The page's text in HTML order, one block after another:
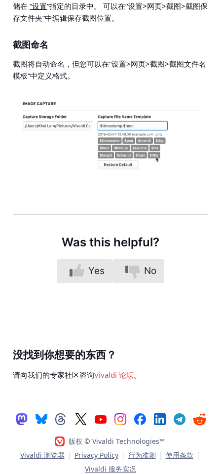
储在 “设置”指定的目录中。 可以在“设置>网页>截图>截图保
存文件夹”中编辑保存截图位置。
截图命名
截图将自动命名，但您可以在“设置>网页>截图>截图文件名
模板“中定义格式。
Was this helpful?
Yes No
没找到你想要的东西？
请向我们的专家社区咨询Vivaldi 论坛。
版权 © Vivaldi Technologies™
Vivaldi 浏览器 | Privacy Policy | 行为准则 | 使用条款 |
Vivaldi 服务实况